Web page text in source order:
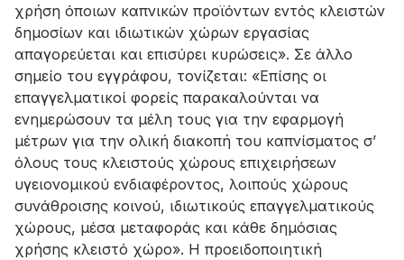
χρήση όποιων καπνικών προϊόντων εντός κλειστών
δημοσίων και ιδιωτικών χώρων εργασίας
απαγορεύεται και επισύρει κυρώσεις». Σε άλλο
σημείο του εγγράφου, τονίζεται: «Επίσης οι
επαγγελματικοί φορείς παρακαλούνται να
ενημερώσουν τα μέλη τους για την εφαρμογή
μέτρων για την ολική διακοπή του καπνίσματος σ’
όλους τους κλειστούς χώρους επιχειρήσεων
υγειονομικού ενδιαφέροντος, λοιπούς χώρους
συνάθροισης κοινού, ιδιωτικούς επαγγελματικούς
χώρους, μέσα μεταφοράς και κάθε δημόσιας
χρήσης κλειστό χώρο». Η προειδοποιητική